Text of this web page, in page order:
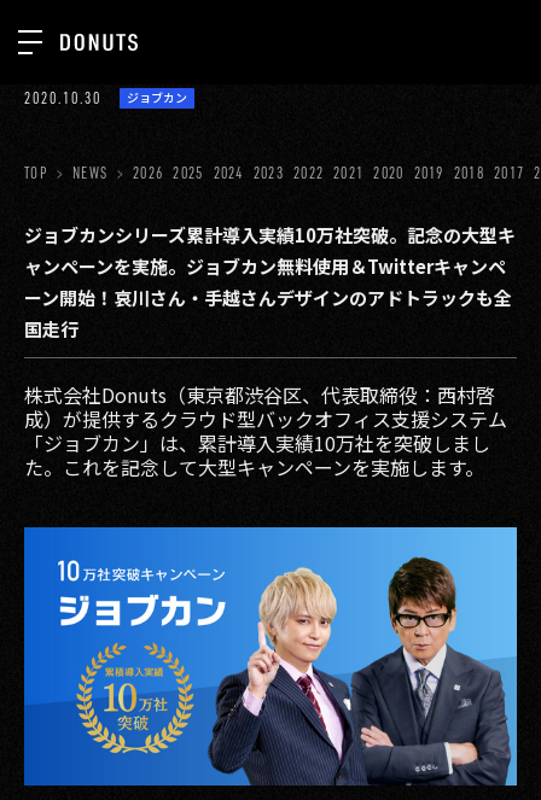
ジョブカン
ゲーム
ミクチャ
美少女図鑑
イベント
タテドラ
その他事業
2026
2025
2024
TOP
ABOUT
SERVICES
GROUP
RECRUIT
CONTACT
PRIVACY POLICY
2020.10.30 ジョブカン
TOP NEWS 2026 2025 2024 2023 2022 2021 2020 2019 2018 2017
ジョブカンシリーズ累計導入実績10万社突破。記念の大型キ
ャンペーンを実施。ジョブカン無料使用＆Twitterキャンペ
ーン開始！哀川さん・手越さんデザインのアドトラックも全
国走行
株式会社Donuts（東京都渋谷区、代表取締役：西村啓
成）が提供するクラウド型バックオフィス支援システム
「ジョブカン」は、累計導入実績10万社を突破しまし
た。これを記念して大型キャンペーンを実施します。